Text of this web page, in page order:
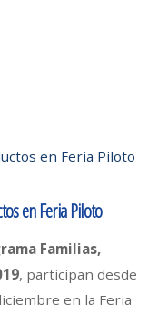
en Feria Piloto
Familias,
, participan desde
en la Feria